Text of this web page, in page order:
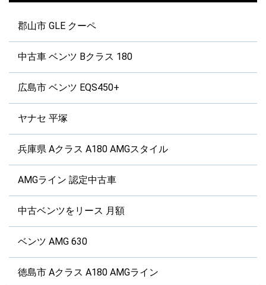
郡山市 GLE クーペ
中古車 ベンツ Bクラス 180
広島市 ベンツ EQS450+
ヤナセ 平塚
兵庫県 Aクラス A180 AMGスタイル
AMGライン 認定中古車
中古ベンツをリース 月額
ベンツ AMG 630
徳島市 Aクラス A180 AMGライン